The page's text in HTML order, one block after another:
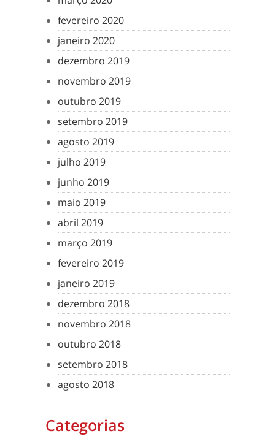
fevereiro 2020
janeiro 2020
dezembro 2019
novembro 2019
outubro 2019
setembro 2019
agosto 2019
julho 2019
junho 2019
maio 2019
abril 2019
março 2019
fevereiro 2019
janeiro 2019
dezembro 2018
novembro 2018
outubro 2018
setembro 2018
agosto 2018
Categorias